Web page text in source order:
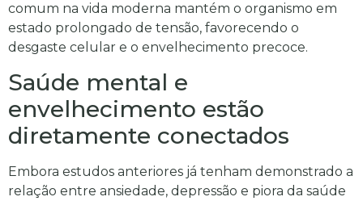
comum na vida moderna mantém o organismo em
estado prolongado de tensão, favorecendo o
desgaste celular e o envelhecimento precoce.
Saúde mental e
envelhecimento estão
diretamente conectados
Embora estudos anteriores já tenham demonstrado a
relação entre ansiedade, depressão e piora da saúde